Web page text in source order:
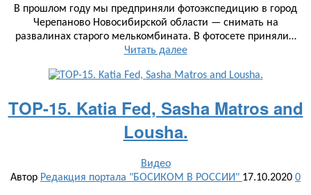
В прошлом году мы предприняли фотоэкспедицию в город
Черепаново Новосибирской области — снимать на
развалинах старого мелькомбината. В фотосете приняли…
Читать далее
TOP-15. Katia Fed, Sasha Matros and
Lousha.
Видео
Автор Редакция портала "БОСИКОМ В РОССИИ" 17.10.2020 0